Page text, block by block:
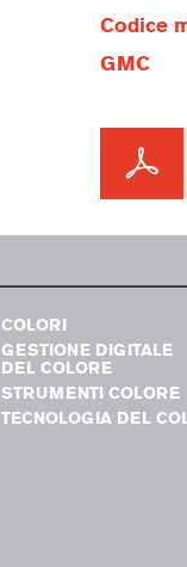
Codice
GMC
COLORI
GESTIONE DIGITALE
DEL COLORE
STRUMENTI COLORE
TECNOLOGIA DEL